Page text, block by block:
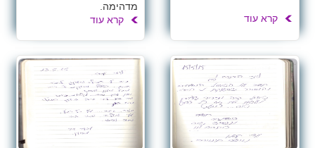
קרא עוד
מדהימה.
קרא עוד